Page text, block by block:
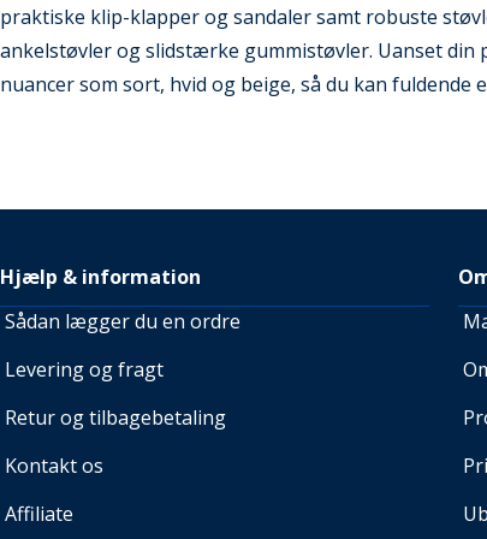
praktiske klip-klapper og sandaler samt robuste
ankelstøvler og slidstærke gummistøvler. Uanset
nuancer som sort, hvid og beige, så du kan
Hjælp & information
Sådan lægger du en ordre
Levering og fragt
Retur og tilbagebetaling
Kontakt os
Affiliate